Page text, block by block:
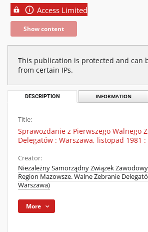
Access Limited
Show content
This publication is protected and can
from certain IPs.
DESCRIPTION INFORMATION
Title:
Sprawozdanie z Pierwszego Walnego
Delegatów : Warszawa, listopad 1981 :
Creator:
Niezależny Samorządny Związek
Region Mazowsze. Walne Zebranie
Warszawa)
More